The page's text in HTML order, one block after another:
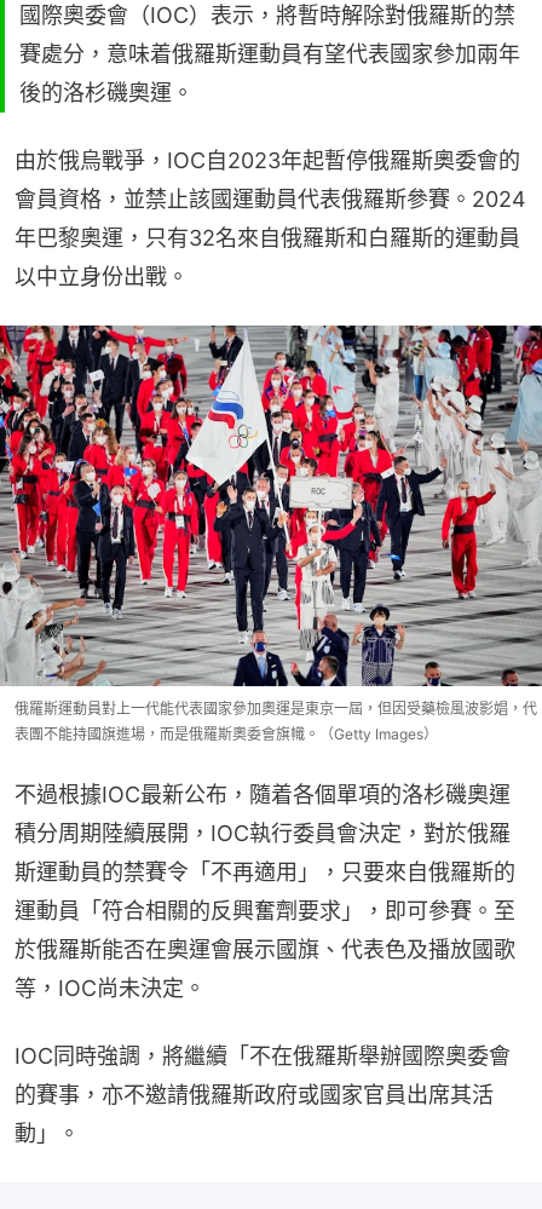
國際奧委會（IOC）表示，將暫時解除對俄羅斯的禁
賽處分，意味着俄羅斯運動員有望代表國家參加兩年
後的洛杉磯奧運。
由於俄烏戰爭，IOC自2023年起暫停俄羅斯奧委會的
會員資格，並禁止該國運動員代表俄羅斯參賽。2024
年巴黎奧運，只有32名來自俄羅斯和白羅斯的運動員
以中立身份出戰。
俄羅斯運動員對上一代能代表國家參加奧運是東京一屆，但因受藥檢風波影娼，代
表團不能持國旗進場，而是俄羅斯奧委會旗幟。（Getty Images）
不過根據IOC最新公布，隨着各個單項的洛杉磯奧運
積分周期陸續展開，IOC執行委員會決定，對於俄羅
斯運動員的禁賽令「不再適用」，只要來自俄羅斯的
運動員「符合相關的反興奮劑要求」，即可參賽。至
於俄羅斯能否在奧運會展示國旗、代表色及播放國歌
等，IOC尚未決定。
IOC同時強調，將繼續「不在俄羅斯舉辦國際奧委會
的賽事，亦不邀請俄羅斯政府或國家官員出席其活
動」。